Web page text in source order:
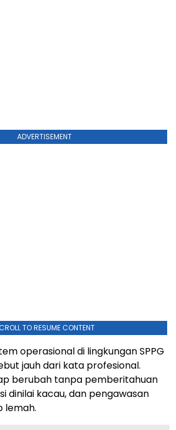
ADVERTISEMENT
TO RESUME CONTENT
operasional di lingkungan SPPG
jauh dari kata profesional.
berubah tanpa pemberitahuan
dinilai kacau, dan pengawasan
lemah.